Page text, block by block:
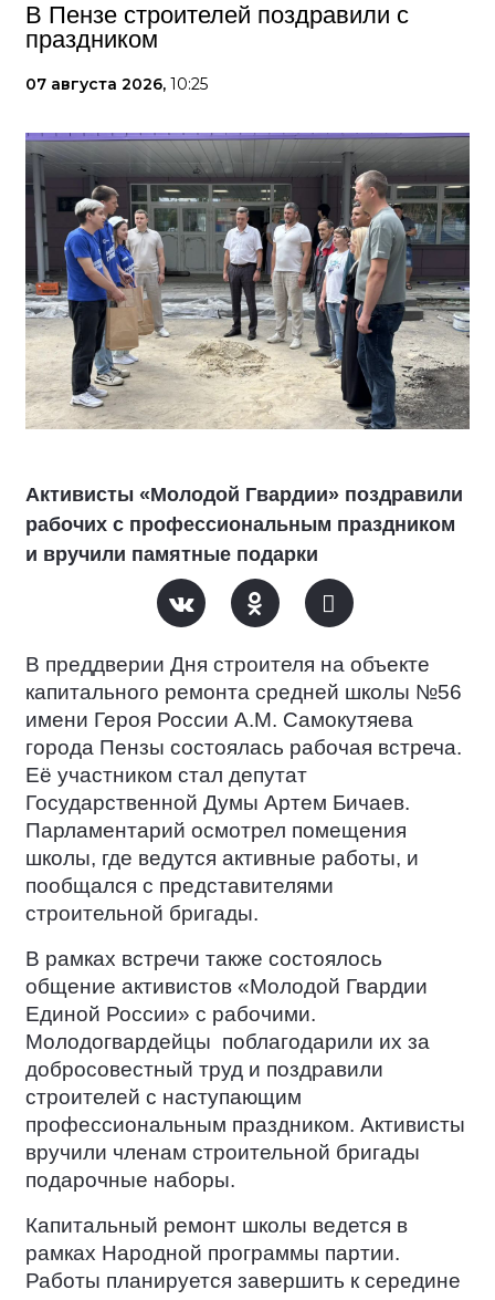
В Пензе строителей поздравили с
праздником
07 августа 2026, 10:25
Активисты «Молодой Гвардии» поздравили
рабочих с профессиональным праздником
и вручили памятные подарки
В преддверии Дня строителя на объекте
капитального ремонта средней школы №56
имени Героя России А.М. Самокутяева
города Пензы состоялась рабочая встреча.
Её участником стал депутат
Государственной Думы Артем Бичаев.
Парламентарий осмотрел помещения
школы, где ведутся активные работы, и
пообщался с представителями
строительной бригады.
В рамках встречи также состоялось
общение активистов «Молодой Гвардии
Единой России» с рабочими.
Молодогвардейцы поблагодарили их за
добросовестный труд и поздравили
строителей с наступающим
профессиональным праздником. Активисты
вручили членам строительной бригады
подарочные наборы.
Капитальный ремонт школы ведется в
рамках Народной программы партии.
Работы планируется завершить к середине